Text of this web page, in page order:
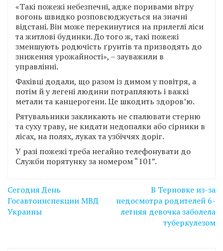
«Такі пожежі небезпечні, адже поривами вітру
вогонь швидко розповсюджується на значні
відстані. Він може перекинутися на прилеглі ліси
та житлові будинки. До того ж, такі пожежі
зменшують родючість ґрунтів та призводять до
зниження урожайності», – зауважили в
управлінні.
Фахівці додали, що разом із димом у повітря, а
потім й у легені людини потрапляють і важкі
метали та канцерогени. Це шкодить здоров’ю.
Рятувальники закликають не спалювати стерню
та суху траву, не кидати недопалки або сірники в
лісах, на полях, луках та узбіччях доріг.
У разі пожежі треба негайно телефонувати до
Служби порятунку за номером “101”.
Навігація
записів
Сегодня День
Госавтоинспекции МВД
Украины
В Терновке из-за
недосмотра родителей 6-
летняя девочка заболела
туберкулезом